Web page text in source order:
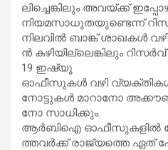
ലി​ച്ചെ​ങ്കി​ലും അ​വ​യ്ക്ക്
നി​യ​മ​സാ​ധു​ത​യു​ണ്ടെ​ന്ന്
നി​ല​വി​ൽ ബാ​ങ്ക് ശാ​ഖ​ക​ൾ
ൻ ക​ഴി​യി​ല്ലെ​ങ്കി​ലും
19 ഇ​ഷ്യൂ
ഓ​ഫീ​സു​ക​ൾ വ​ഴി
നോ​ട്ടു​ക​ൾ മാ​റാ​നോ
നോ സാ​ധി​ക്കും.
ആ​ർ​ബി​ഐ ഓ​ഫീ​സു​ക​ളി​ൽ
ത്ത​വ​ർ​ക്ക് രാ​ജ്യ​ത്തെ ഏ​ത്